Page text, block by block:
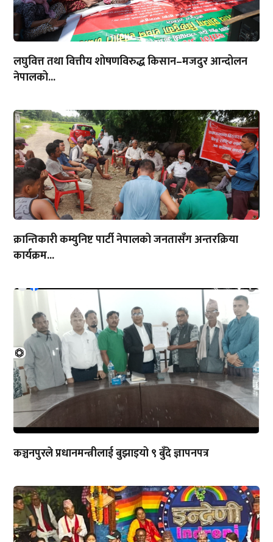
लघुवित्त तथा वित्तीय शोषणविरुद्ध किसान–मजदुर आन्दोलन
नेपालको...
क्रान्तिकारी कम्युनिष्ट पार्टी नेपालको जनतासँग अन्तरक्रिया
कार्यक्रम...
कञ्चनपुरले प्रधानमन्त्रीलाई बुझाइयो ९ बुँदे ज्ञापनपत्र